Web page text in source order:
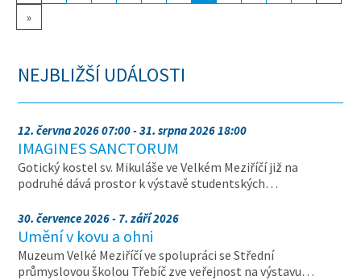
»
NEJBLIŽŠÍ UDÁLOSTI
12. června 2026 07:00 - 31. srpna 2026 18:00
IMAGINES SANCTORUM
Gotický kostel sv. Mikuláše ve Velkém Meziříčí již na
podruhé dává prostor k výstavě studentských…
30. července 2026 - 7. září 2026
Umění v kovu a ohni
Muzeum Velké Meziříčí ve spolupráci se Střední
průmyslovou školou Třebíč zve veřejnost na výstavu…